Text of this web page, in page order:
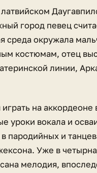
город певец
среда окружала
костюмам, отец
линии,
на аккордеоне
уроки вокала и
пародийных и
Уже в
мелодия,